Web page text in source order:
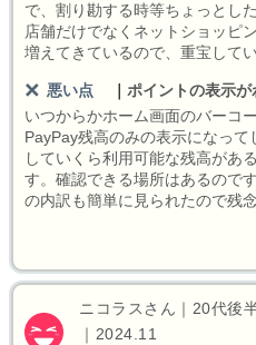
で、割り勘する時等ちょっとし
店舗だけでなくネットショッピ
増えてきているので、重宝してい
悪い点
ポイントの表示
いつからかホーム画面のバーコ
PayPay残高のみの表示になっ
していくら利用可能な残高があ
す。確認できる場所はあるので
の内訳も簡単に見られたので残念
ニコラスさん｜20代後
｜2024.11